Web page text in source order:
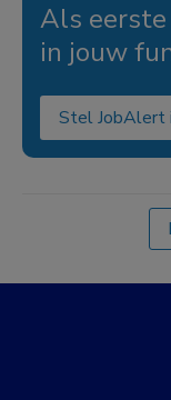
Als
in jouw
Stel JobAlert